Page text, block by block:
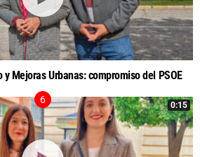
Mejoras Urbanas: compromiso del PSOE
0:15